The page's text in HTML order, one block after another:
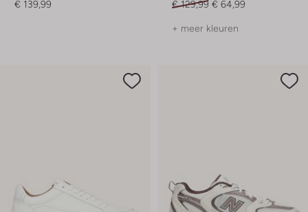
€ 139,99
€ 129,99 € 64,99
+ meer kleuren